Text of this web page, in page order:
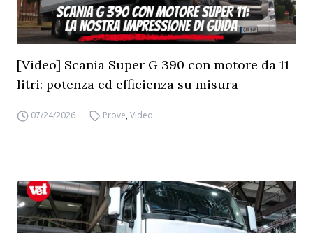
[Video] Scania Super G 390 con motore da 11
litri: potenza ed efficienza su misura
07/24/2026 Prove,Video